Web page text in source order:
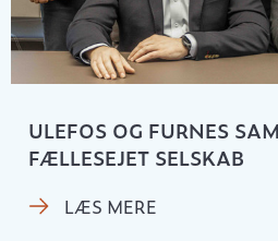
ULEFOS OG FURNES
FÆLLESEJET SELSKAB
LÆS MERE